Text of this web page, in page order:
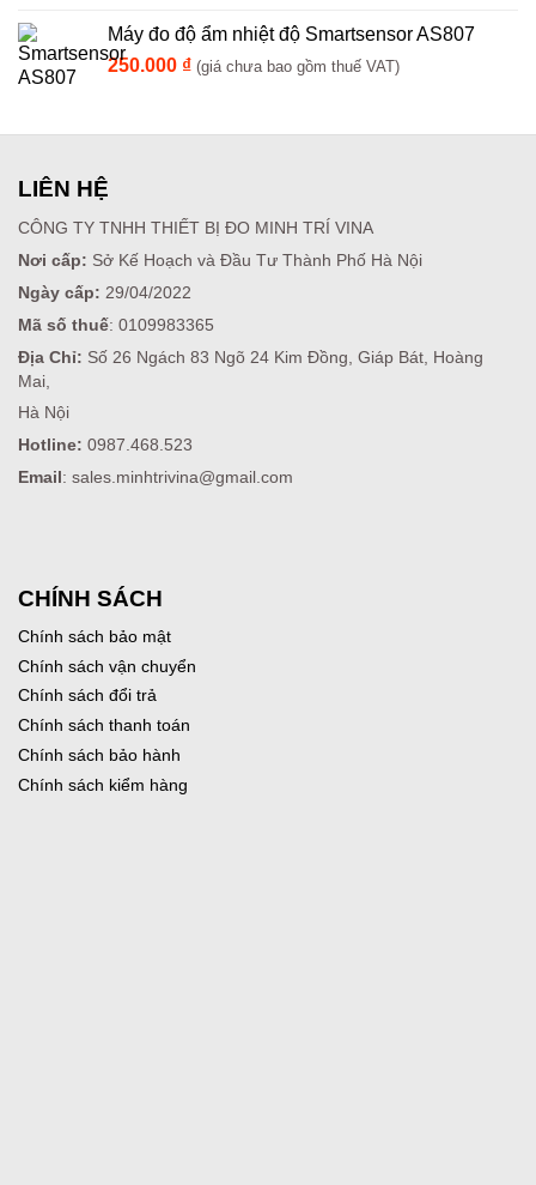
Máy đo độ ẩm nhiệt độ Smartsensor AS807
250.000 ₫ (giá chưa bao gồm thuế VAT)
LIÊN HỆ
CÔNG TY TNHH THIẾT BỊ ĐO MINH TRÍ VINA
Nơi cấp: Sở Kế Hoạch và Đầu Tư Thành Phố Hà Nội
Ngày cấp: 29/04/2022
Mã số thuế: 0109983365
Địa Chỉ: Số 26 Ngách 83 Ngõ 24 Kim Đồng, Giáp Bát, Hoàng
Mai,
Hà Nội
Hotline: 0987.468.523
Email : sales.minhtrivina@gmail.com
CHÍNH SÁCH
Chính sách bảo mật
Chính sách vận chuyển
Chính sách đổi trả
Chính sách thanh toán
Chính sách bảo hành
Chính sách kiểm hàng